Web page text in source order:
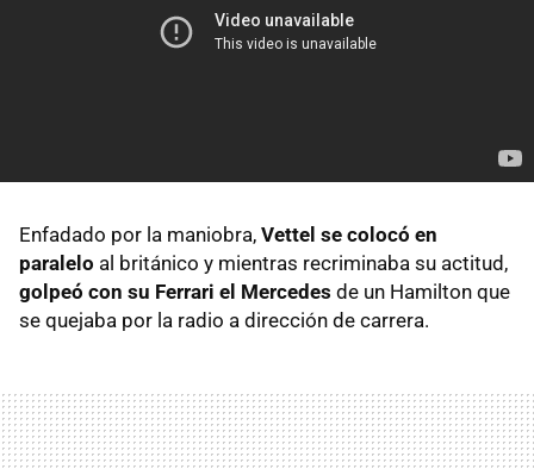
Enfadado por la maniobra, Vettel se colocó en
paralelo al británico y mientras recriminaba su actitud,
golpeó con su Ferrari el Mercedes de un Hamilton que
se quejaba por la radio a dirección de carrera.